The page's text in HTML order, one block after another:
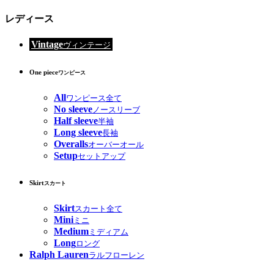
レディース
Vintageヴィンテージ
One pieceワンピース
Allワンピース全て
No sleeve ノースリーブ
Half sleeve半袖
Long sleeve長袖
Overallsオーバーオール
Setupセットアップ
Skirtスカート
Skirtスカート全て
Miniミニ
Medium ミディアム
Longロング
Ralph Laurenラルフローレン